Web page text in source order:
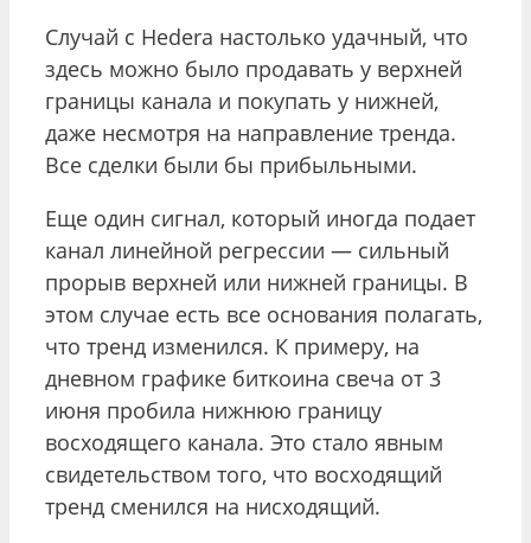
Случай с Hedera настолько удачный, что
здесь можно было продавать у верхней
границы канала и покупать у нижней,
даже несмотря на направление тренда.
Все сделки были бы прибыльными.
Еще один сигнал, который иногда подает
канал линейной регрессии — сильный
прорыв верхней или нижней границы. В
этом случае есть все основания полагать,
что тренд изменился. К примеру, на
дневном графике биткоина свеча от 3
июня пробила нижнюю границу
восходящего канала. Это стало явным
свидетельством того, что восходящий
тренд сменился на нисходящий.